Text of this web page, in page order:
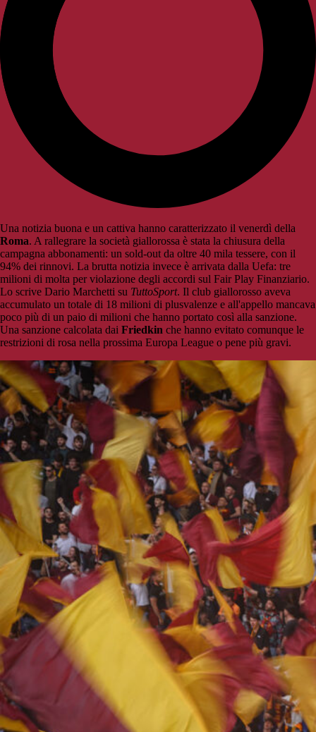
Una notizia buona e un cattiva hanno caratterizzato il venerdì della
Roma. A rallegrare la società giallorossa è stata la chiusura della
campagna abbonamenti: un sold-out da oltre 40 mila tessere, con il
94% dei rinnovi. La brutta notizia invece è arrivata dalla Uefa: tre
milioni di molta per violazione degli accordi sul Fair Play Finanziario.
Lo scrive Dario Marchetti su TuttoSport. Il club giallorosso aveva
accumulato un totale di 18 milioni di plusvalenze e all'appello mancava
poco più di un paio di milioni che hanno portato così alla sanzione.
Una sanzione calcolata dai Friedkin che hanno evitato comunque le
restrizioni di rosa nella prossima Europa League o pene più gravi.